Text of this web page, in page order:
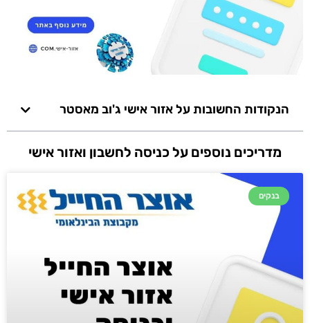
הנקודות החשובות על אזור אישי ג'וב מאסטר
מדריכים נוספים על כניסה לחשבון ואזור אישי
בנקים